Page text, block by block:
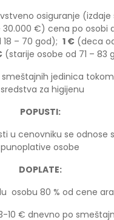
osiguranje (izdaje
€) cena po osobi
– 70 god); 1 €(deca
(starije osobe od 71 – 83
smeštajnih jedinica
za higijenu
POPUSTI:
u cenovniku se odnose
punoplative osobe
DOPLATE:
osobu 80 % od cene
10 € dnevno po